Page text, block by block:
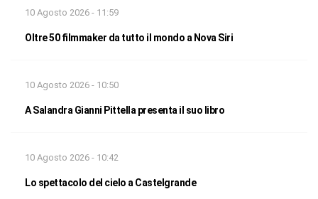
10 Agosto 2026 - 11:59
Oltre 50 filmmaker da tutto il mondo a Nova Siri
10 Agosto 2026 - 10:50
A Salandra Gianni Pittella presenta il suo libro
10 Agosto 2026 - 10:42
Lo spettacolo del cielo a Castelgrande